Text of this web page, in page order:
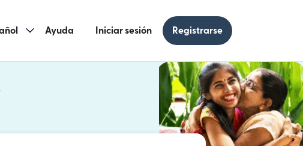
Ayuda Iniciar sesión Registrarse
(se abre en una ventana nueva)
abre en una ventana nueva)